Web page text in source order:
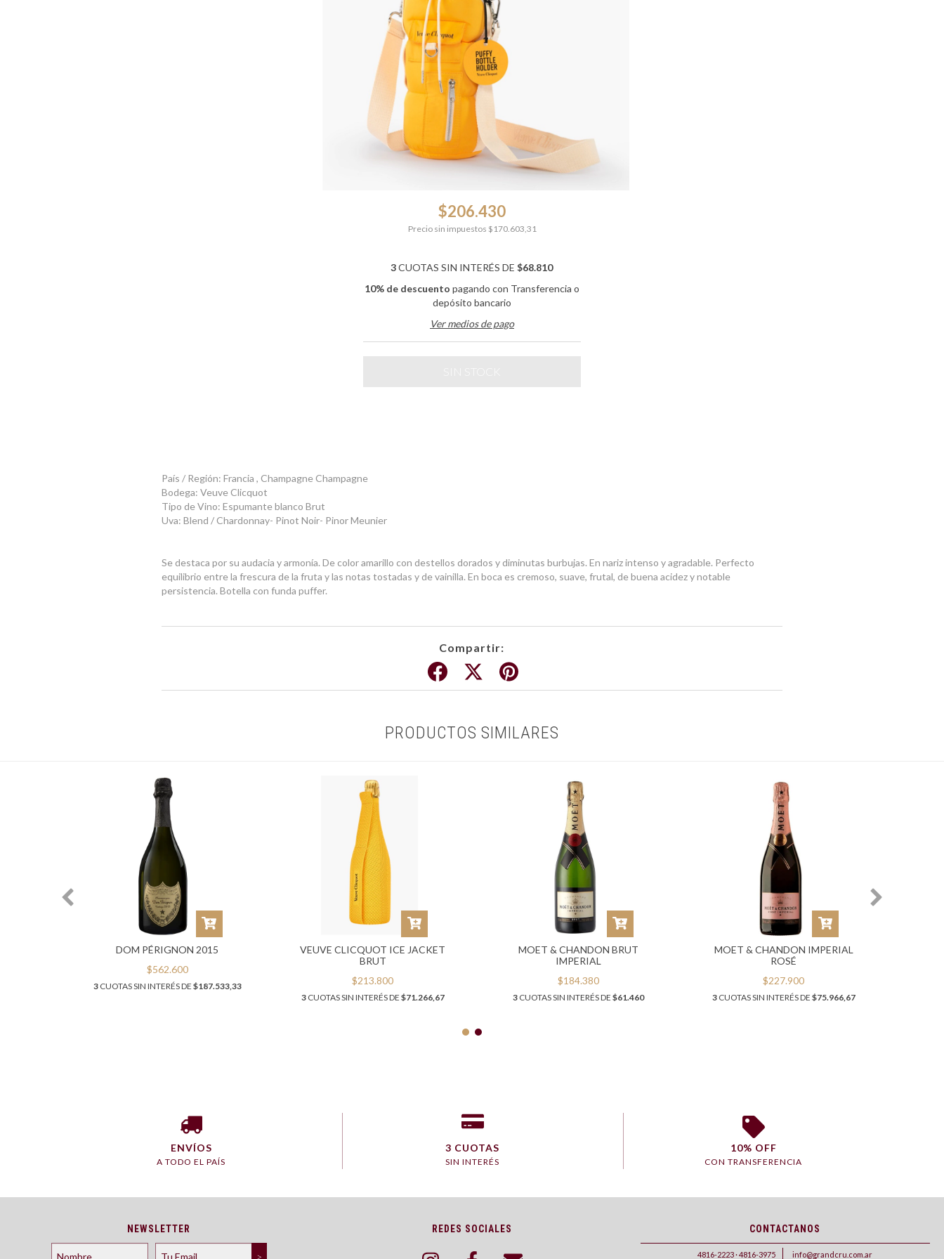
$206.430
Precio sin impuestos $170.603,31
3CUOTAS SIN INTERÉS DE$68.810
10% de descuento pagando con Transferencia o
depósito bancario
Ver medios de pago
País / Región: Francia , Champagne Champagne
Bodega: Veuve Clicquot
Tipo de Vino: Espumante blanco Brut
Uva: Blend / Chardonnay- Pinot Noir- Pinor Meunier
Se destaca por su audacia y armonía. De color amarillo con destellos dorados y diminutas burbujas. En nariz intenso y agradable. Perfecto
equilibrio entre la frescura de la fruta y las notas tostadas y de vainilla. En boca es cremoso, suave, frutal, de buena acidez y notable
persistencia. Botella con funda puffer.
Compartir:
PRODUCTOS SIMILARES
DOM PÉRIGNON 2015
$562.600
3CUOTAS SIN INTERÉS DE $187.533,33
VEUVE CLICQUOT ICE JACKET
BRUT
$213.800
3CUOTAS SIN INTERÉS DE $71.266,67
MOET & CHANDON BRUT
IMPERIAL
$184.380
3CUOTAS SIN INTERÉS DE $61.460
MOET & CHANDON IMPERIAL
ROSÉ
$227.900
3CUOTAS SIN INTERÉS DE $75.966,67
ENVÍOS
A TODO EL PAÍS
3 CUOTAS
SIN INTERÉS
10% OFF
CON TRANSFERENCIA
NEWSLETTER REDES SOCIALES CONTACTANOS
4816-2223 · 4816-3975 info@grandcru.com.ar